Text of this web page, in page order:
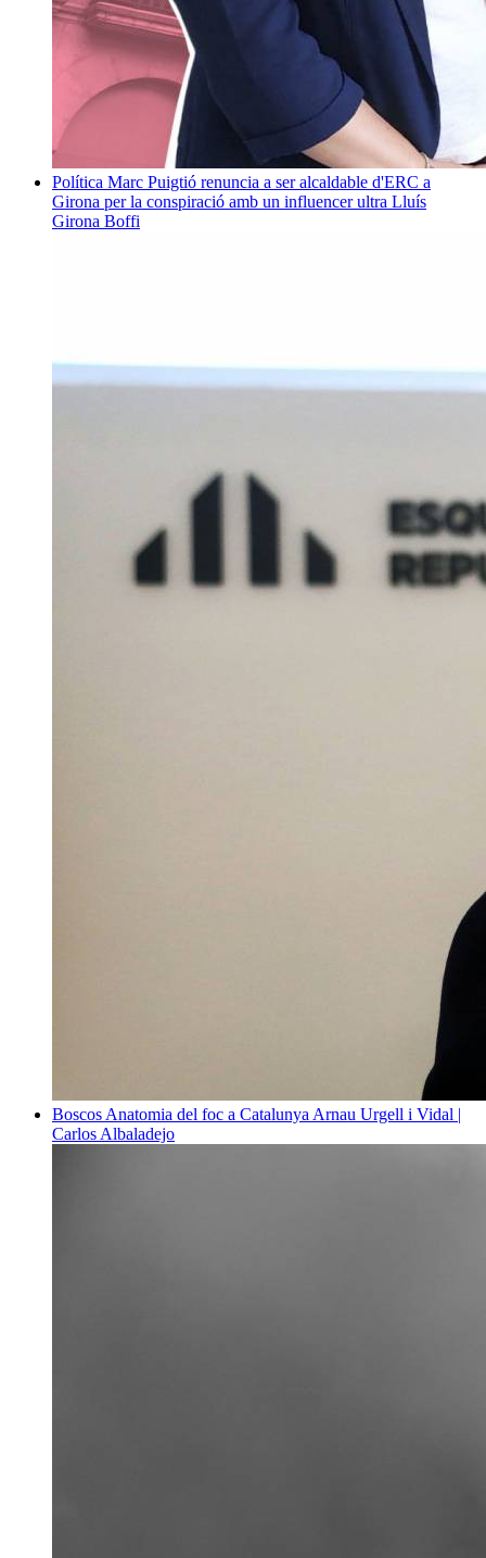
Política Marc Puigtió renuncia a ser alcaldable d'ERC a
Girona per la conspiració amb un influencer ultra Lluís
Girona Boffi
Boscos Anatomia del foc a Catalunya Arnau Urgell i Vidal |
Carlos Albaladejo